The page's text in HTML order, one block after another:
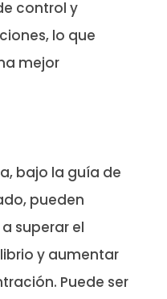
control y
lo que
mejor
bajo la guía de
pueden
superar el
y aumentar
Puede ser